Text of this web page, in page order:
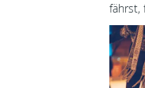
fährst,